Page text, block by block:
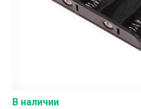
В наличии